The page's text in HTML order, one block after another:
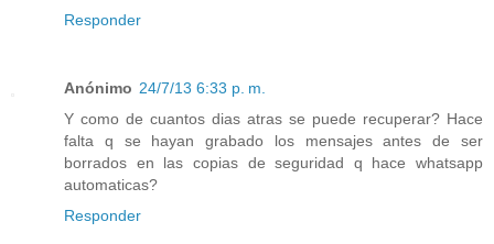
Responder
Anónimo 24/7/13 6:33 p. m.
Y como de cuantos dias atras se puede recuperar? Hace
falta q se hayan grabado los mensajes antes de ser
borrados en las copias de seguridad q hace whatsapp
automaticas?
Responder